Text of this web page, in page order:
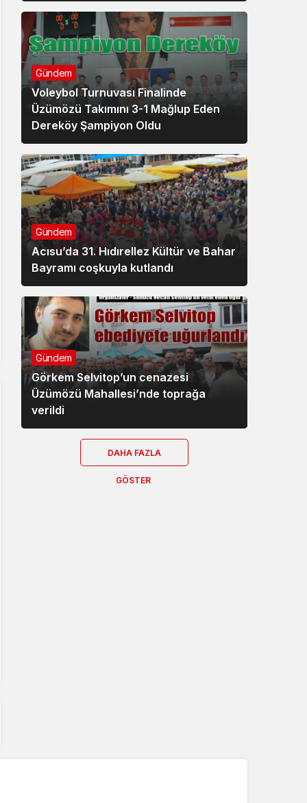
Gündem
Voleybol Turnuvası Finalinde
Üzümözü Takımını 3-1 Mağlup Eden
Dereköy Şampiyon Oldu
Gündem
Acısu’da 31. Hıdırellez Kültür ve Bahar
Bayramı coşkuyla kutlandı
Gündem
Görkem Selvitop’un cenazesi
Üzümözü Mahallesi’nde toprağa
verildi
DAHA FAZLA
GÖSTER